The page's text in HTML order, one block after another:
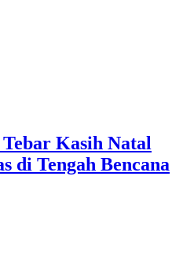
Kasih Natal
di Tengah Bencana